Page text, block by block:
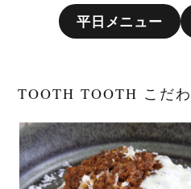
平日メニュー
TOOTH TOOTH こだ